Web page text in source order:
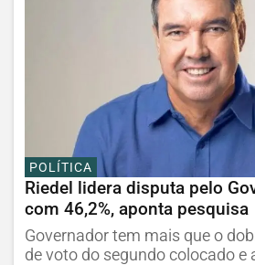
POLÍTICA
Riedel lidera disputa pelo
com 46,2%, aponta pesquisa
Governador tem mais que o
de voto do segundo colocado e